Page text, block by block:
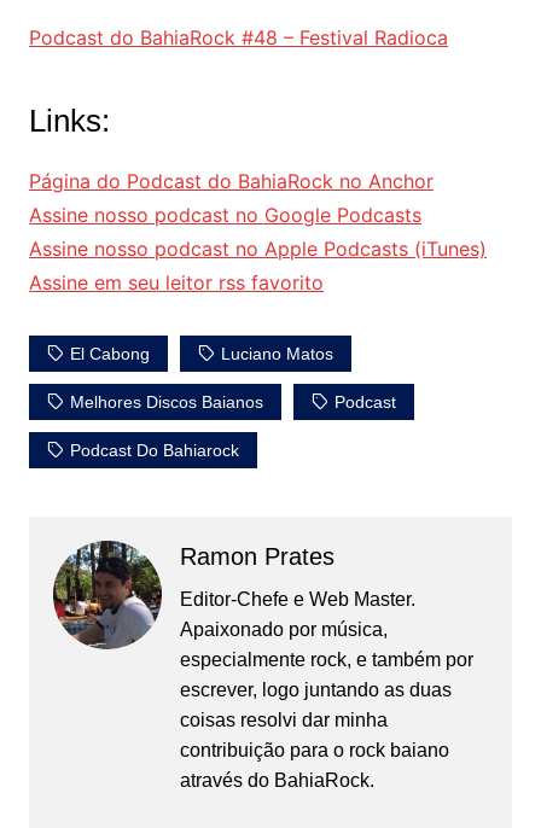
Podcast do BahiaRock #48 – Festival Radioca
Links:
Página do Podcast do BahiaRock no Anchor
Assine nosso podcast no Google Podcasts
Assine nosso podcast no Apple Podcasts (iTunes)
Assine em seu leitor rss favorito
El Cabong Luciano Matos
Melhores Discos Baianos Podcast
Podcast Do Bahiarock
Ramon Prates
Editor-Chefe e Web Master.
Apaixonado por música,
especialmente rock, e também por
escrever, logo juntando as duas
coisas resolvi dar minha
contribuição para o rock baiano
através do BahiaRock.